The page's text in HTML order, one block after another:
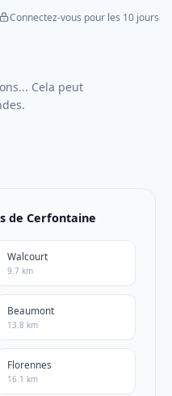
Connectez-vous pour les 10 jours
Cela peut
de Cerfontaine
Walcourt
9.7 km
Beaumont
13.8 km
Florennes
16.1 km